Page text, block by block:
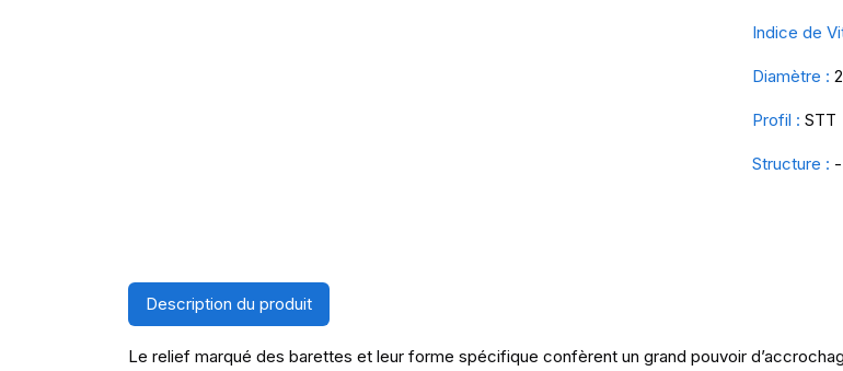
Indice de
Diamètre :
Profil : STT
Structure : -
Description du produit
Le relief marqué des barettes et leur forme spécifique confèrent un grand pouvoir